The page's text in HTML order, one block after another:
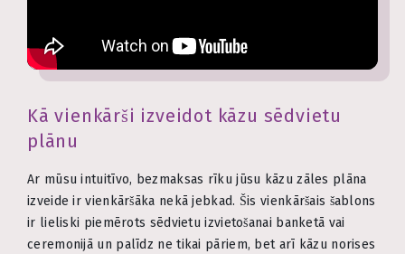
Kā vienkārši izveidot kāzu sēdvietu
plānu
Ar mūsu intuitīvo, bezmaksas rīku jūsu kāzu zāles plāna
izveide ir vienkāršāka nekā jebkad. Šis vienkāršais šablons
ir lieliski piemērots sēdvietu izvietošanai banketā vai
ceremonijā un palīdz ne tikai pāriem, bet arī kāzu norises